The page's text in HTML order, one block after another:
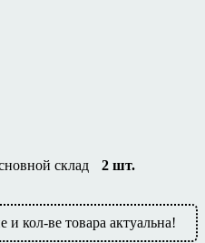
склад 2 шт.
кол-ве товара актуальна!